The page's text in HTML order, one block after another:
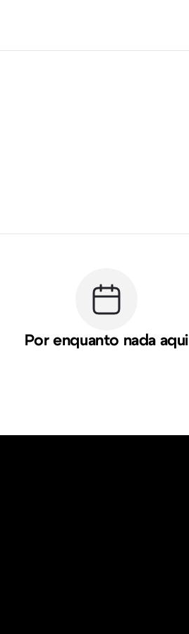
Por enquanto nada aqui